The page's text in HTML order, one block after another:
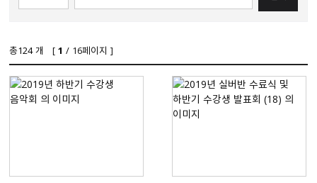
총124개 [1 / 16페이지 ]